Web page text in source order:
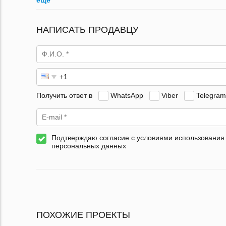
НАПИСАТЬ ПРОДАВЦУ
Получить ответ в WhatsApp Viber Telegram
Подтверждаю согласие с условиями использования
персональных данных
ПОХОЖИЕ ПРОЕКТЫ